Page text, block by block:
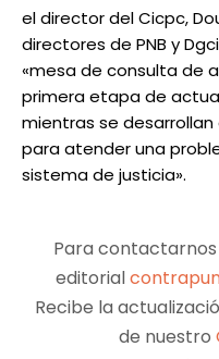
el director del Cicpc,
directores de PNB y
«mesa de consulta de
primera etapa de
mientras se
para atender una
sistema de justicia».
Para
editorial
Recibe la
de nuestro